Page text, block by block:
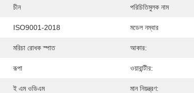
চীন পরিচিতিমুলক নাম
ISO9001-2018 মডেল নম্বার
মরিচা রোধক স্পাত আকার:
রূপা ওয়ারান্টীর:
ই এম ওডিএম মান নিয়ন্ত্রণ: